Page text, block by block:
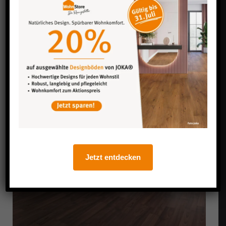
aus. Wischen Sie ab und an das Laminat mit einem
Laminatreiniger, damit die Schönheit der
Oberfläche erhalten bleibt. Flecken wie z.B.
Absatzstreifen können mit einem speziellen
Schwamm oder Radierer aus dem Fachmarkt
beseitigt werden.
Jetzt entdecken